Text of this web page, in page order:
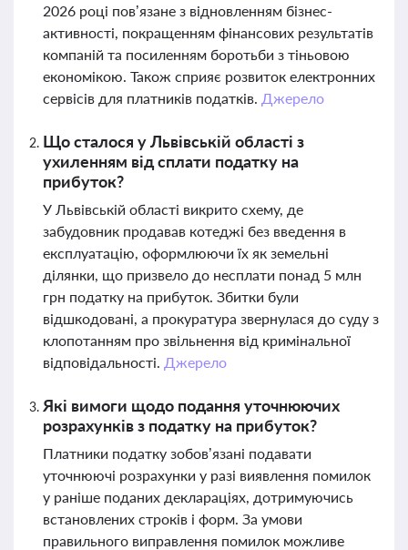
2026 році пов’язане з відновленням бізнес-
активності, покращенням фінансових результатів
компаній та посиленням боротьби з тіньовою
економікою. Також сприяє розвиток електронних
сервісів для платників податків. Джерело
Що сталося у Львівській області з
ухиленням від сплати податку на
прибуток?
У Львівській області викрито схему, де
забудовник продавав котеджі без введення в
експлуатацію, оформлюючи їх як земельні
ділянки, що призвело до несплати понад 5 млн
грн податку на прибуток. Збитки були
відшкодовані, а прокуратура звернулася до суду з
клопотанням про звільнення від кримінальної
відповідальності. Джерело
Які вимоги щодо подання уточнюючих
розрахунків з податку на прибуток?
Платники податку зобов’язані подавати
уточнюючі розрахунки у разі виявлення помилок
у раніше поданих деклараціях, дотримуючись
встановлених строків і форм. За умови
правильного виправлення помилок можливе